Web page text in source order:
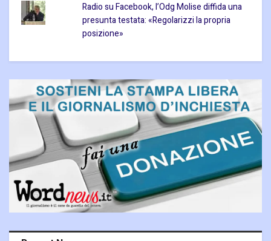
Radio su Facebook, l’Odg Molise diffida una
presunta testata: «Regolarizzi la propria
posizione»